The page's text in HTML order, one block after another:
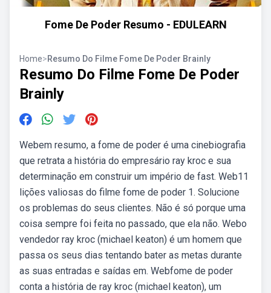
Fome De Poder Resumo - EDULEARN
Home>Resumo Do Filme Fome De Poder Brainly
Resumo Do Filme Fome De Poder
Brainly
Webem resumo, a fome de poder é uma cinebiografia
que retrata a história do empresário ray kroc e sua
determinação em construir um império de fast. Web11
lições valiosas do filme fome de poder 1. Solucione
os problemas do seus clientes. Não é só porque uma
coisa sempre foi feita no passado, que ela não. Webo
vendedor ray kroc (michael keaton) é um homem que
passa os seus dias tentando bater as metas durante
as suas entradas e saídas em. Webfome de poder
conta a história de ray kroc (michael keaton), um